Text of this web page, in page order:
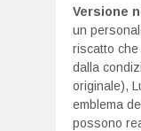
Versione
un
riscatto
dalla
originale),
emblema
possono